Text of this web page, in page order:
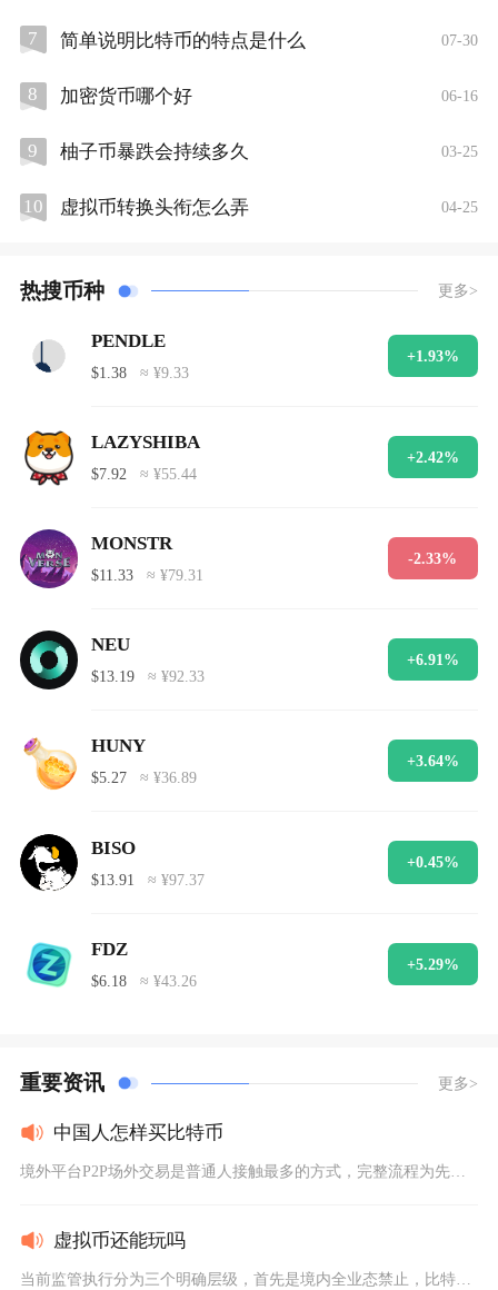
7 简单说明比特币的特点是什么 07-30
8 加密货币哪个好 06-16
9 柚子币暴跌会持续多久 03-25
10 虚拟币转换头衔怎么弄 04-25
热搜币种 更多>
PENDLE
$1.38 ≈ ¥9.33
+1.93%
LAZYSHIBA
$7.92 ≈ ¥55.44
+2.42%
MONSTR
$11.33 ≈ ¥79.31
-2.33%
NEU
$13.19 ≈ ¥92.33
+6.91%
HUNY
$5.27 ≈ ¥36.89
+3.64%
BISO
$13.91 ≈ ¥97.37
+0.45%
FDZ
$6.18 ≈ ¥43.26
+5.29%
重要资讯 更多>
中国人怎样买比特币
境外平台P2P场外交易是普通人接触最多的方式，完整流程为先完...
虚拟币还能玩吗
当前监管执行分为三个明确层级，首先是境内全业态禁止，比特币、...